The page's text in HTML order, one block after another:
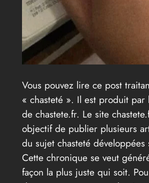
Vous pouvez lire ce post
« chasteté ». Il est produit par
de chastete.fr. Le site
objectif de publier plusieurs
du sujet chasteté développées
Cette chronique se veut
façon la plus juste qui soit.